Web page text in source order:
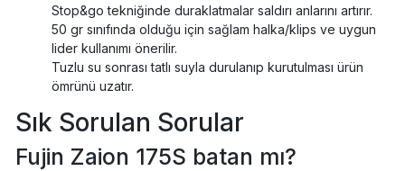
Stop&go tekniğinde duraklatmalar saldırı anlarını artırır.
50 gr sınıfında olduğu için sağlam halka/klips ve uygun
lider kullanımı önerilir.
Tuzlu su sonrası tatlı suyla durulanıp kurutulması ürün
ömrünü uzatır.
Sık Sorulan Sorular
Fujin Zaion 175S batan mı?